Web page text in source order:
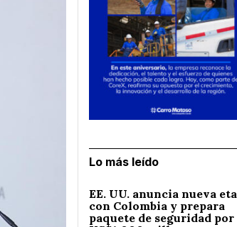
Lo más leído
EE. UU. anuncia nueva
con Colombia y prepara
paquete de seguridad por